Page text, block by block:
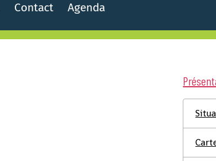
Contact Agenda